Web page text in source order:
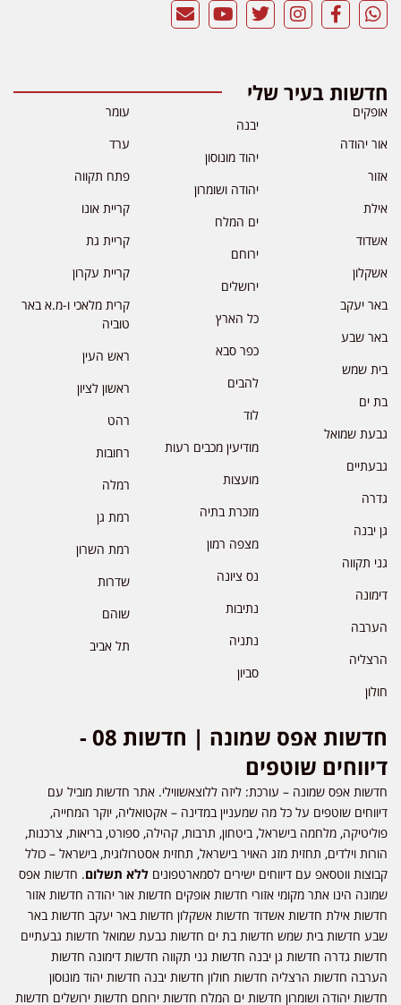
חדשות בעיר שלי
אופקים
אור יהודה
אזור
אילת
אשדוד
אשקלון
באר יעקב
באר שבע
בית שמש
בת ים
גבעת שמואל
גבעתיים
גדרה
גן יבנה
גני תקווה
דימונה
הערבה
הרצליה
חולון
יבנה
יהוד מונוסון
יהודה ושומרון
ים המלח
ירוחם
ירושלים
כל הארץ
כפר סבא
להבים
לוד
מודיעין מכבים רעות
מועצות
מזכרת בתיה
מצפה רמון
נס ציונה
נתיבות
נתניה
סביון
עומר
ערד
פתח תקווה
קריית אונו
קריית גת
קריית עקרון
קרית מלאכי ו-מ.א באר
טוביה
ראש העין
ראשון לציון
רהט
רחובות
רמלה
רמת גן
רמת השרון
שדרות
שוהם
תל אביב
חדשות אפס שמונה | חדשות 08 -
דיווחים שוטפים
חדשות אפס שמונה – עורכת: ליזה ללוצאשווילי. אתר חדשות מוביל עם
דיווחים שוטפים על כל מה שמעניין במדינה – אקטואליה, יוקר המחייה,
פוליטיקה, מלחמה בישראל, ביטחון, תרבות, קהילה, ספורט, בריאות, צרכנות,
הורות וילדים, תחזית מזג האויר בישראל, תחזית אסטרולוגית, בישראל – כולל
קבוצות ווטסאפ עם דיווחים ישירים לסמארטפונים ללא תשלום. חדשות אפס
שמונה הינו אתר מקומי אזורי חדשות אופקים חדשות אור יהודה חדשות אזור
חדשות אילת חדשות אשדוד חדשות אשקלון חדשות באר יעקב חדשות באר
שבע חדשות בית שמש חדשות בת ים חדשות גבעת שמואל חדשות גבעתיים
חדשות גדרה חדשות גן יבנה חדשות גני תקווה חדשות דימונה חדשות
הערבה חדשות הרצליה חדשות חולון חדשות יבנה חדשות יהוד מונוסון
חדשות יהודה ושומרון חדשות ים המלח חדשות ירוחם חדשות ירושלים חדשות